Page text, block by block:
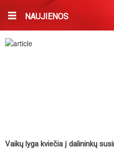
NAUJIENOS
Vaikų lyga kviečia į dalininkų